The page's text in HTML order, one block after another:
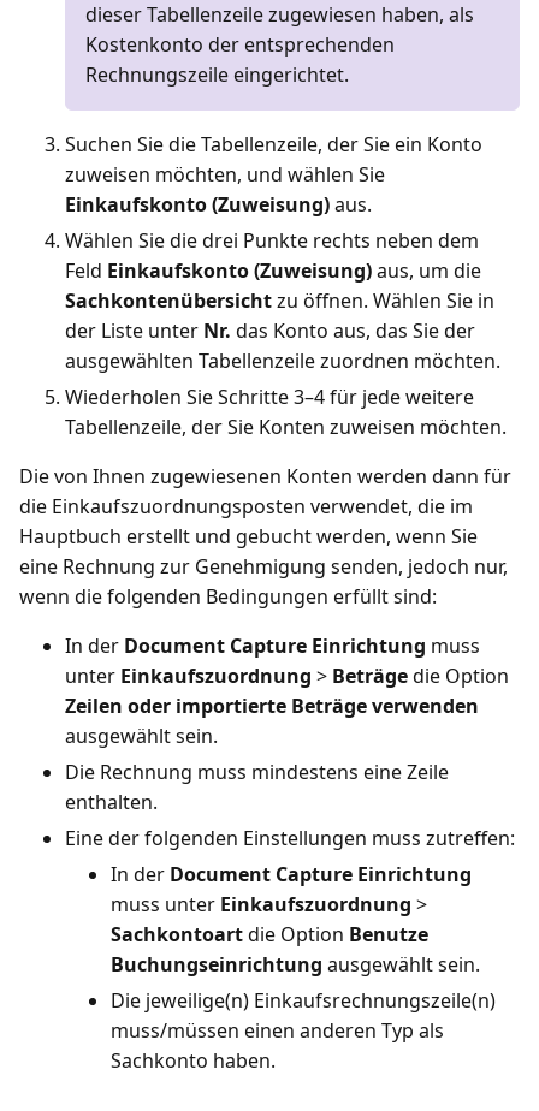
dieser Tabellenzeile zugewiesen haben, als
Kostenkonto der entsprechenden
Rechnungszeile eingerichtet.
Suchen Sie die Tabellenzeile, der Sie ein Konto
zuweisen möchten, und wählen Sie
Einkaufskonto (Zuweisung)aus.
Wählen Sie die drei Punkte rechts neben dem
Feld Einkaufskonto (Zuweisung)aus, um die
Sachkontenübersichtzu öffnen. Wählen Sie in
der Liste unter Nr. das Konto aus, das Sie der
ausgewählten Tabellenzeile zuordnen möchten.
Wiederholen Sie Schritte 3–4 für jede weitere
Tabellenzeile, der Sie Konten zuweisen möchten.
Die von Ihnen zugewiesenen Konten werden dann für
die Einkaufszuordnungsposten verwendet, die im
Hauptbuch erstellt und gebucht werden, wenn Sie
eine Rechnung zur Genehmigung senden, jedoch nur,
wenn die folgenden Bedingungen erfüllt sind:
In der Document Capture Einrichtung muss
unter Einkaufszuordnung > Beträgedie Option
Zeilen oder importierte Beträge verwenden
ausgewählt sein.
Die Rechnung muss mindestens eine Zeile
enthalten.
Eine der folgenden Einstellungen muss zutreffen:
In der Document Capture Einrichtung
muss unter Einkaufszuordnung >
Sachkontoartdie Option Benutze
Buchungseinrichtung ausgewählt sein.
Die jeweilige(n) Einkaufsrechnungszeile(n)
muss/müssen einen anderen Typ als
Sachkonto haben.